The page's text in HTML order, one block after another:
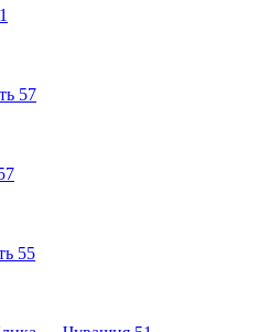
57
55